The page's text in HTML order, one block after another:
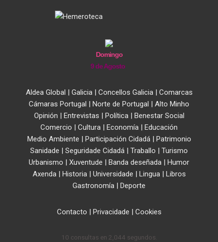
Domingo
9 de Agosto
Aldea Global | Galicia| Concellos Galicia| Comarcas
Cámaras Portugal | Norte de Portugal | Alto Minho
Opinión | Entrevistas | Política| Benestar Social
Comercio | Cultura | Economía | Educación
Medio Ambiente | Participación Cidadá| Patrimonio
Sanidade | Seguridade Cidadá | Traballo | Turismo
Urbanismo | Xuventude | Banda deseñada | Humor
Axenda| Historia| Universidade | Lingua| Libros
Gastronomía | Deporte
Contacto | Privacidade | Cookies
10 consultas en 2,044 segundos.